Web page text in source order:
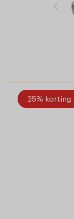
25% korting